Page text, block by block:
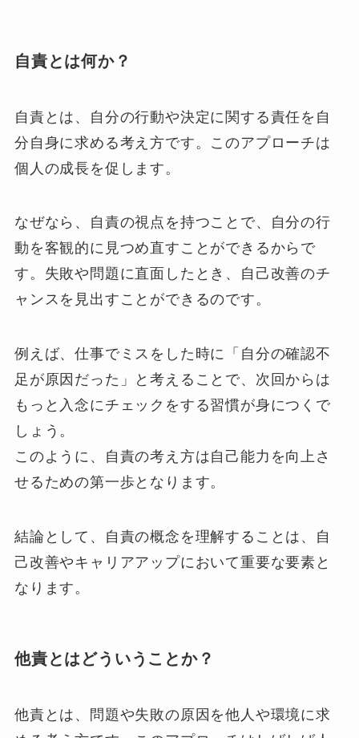
自責とは何か？
自責とは、自分の行動や決定に関する責任を自
分自身に求める考え方です。このアプローチは
個人の成長を促します。
なぜなら、自責の視点を持つことで、自分の行
動を客観的に見つめ直すことができるからで
す。失敗や問題に直面したとき、自己改善のチ
ャンスを見出すことができるのです。
例えば、仕事でミスをした時に「自分の確認不
足が原因だった」と考えることで、次回からは
もっと入念にチェックをする習慣が身につくで
しょう。
このように、自責の考え方は自己能力を向上さ
せるための第一歩となります。
結論として、自責の概念を理解することは、自
己改善やキャリアアップにおいて重要な要素と
なります。
他責とはどういうことか？
他責とは、問題や失敗の原因を他人や環境に求